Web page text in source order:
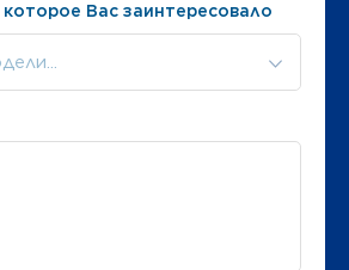
Вас заинтересовало